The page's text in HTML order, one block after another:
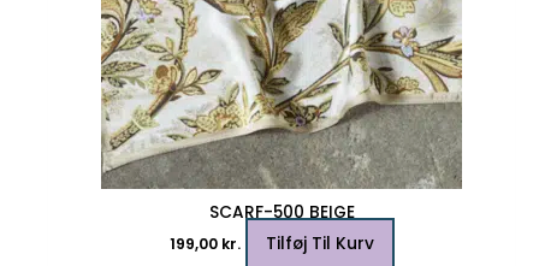
SCARF-500 BEIGE
199,00 kr. Tilføj Til Kurv